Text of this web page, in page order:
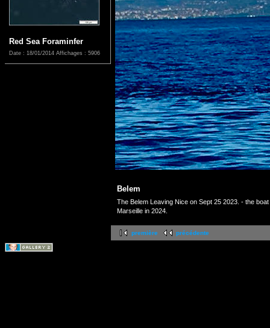
Red Sea Foraminfer
Date : 18/01/2014 Affichages : 5906
Belem
The Belem Leaving Nice on Sept 25 2023. - the
Marseille in 2024.
première précédente